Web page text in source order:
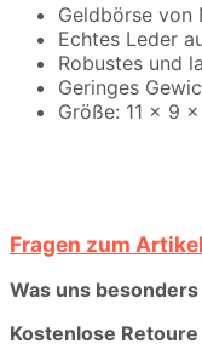
Geldbörse von
Echtes Leder
Robustes und
Geringes
Größe: 11 x 9
Fragen zum
Was uns
Kostenlose Retoure